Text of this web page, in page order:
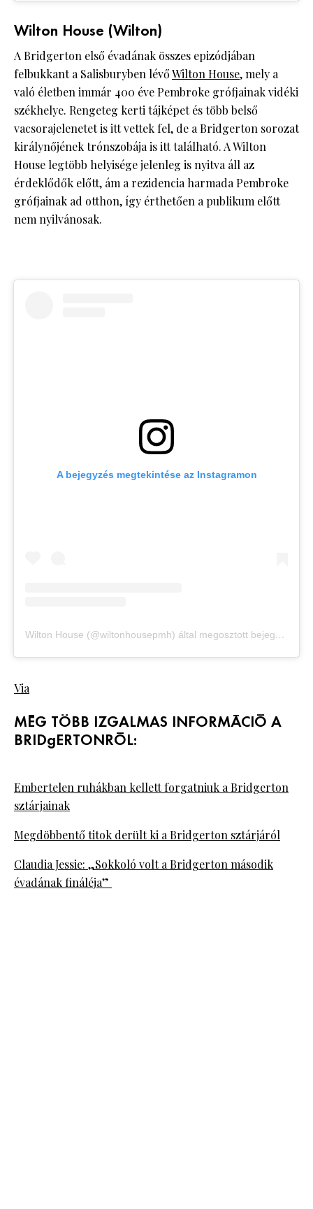
Wilton House (Wilton)
A Bridgerton első évadának összes epizódjában
felbukkant a Salisburyben lévőWilton House, mely a
való életben immár 400 éve Pembroke grófjainak vidéki
székhelye. Rengeteg kerti tájképet és több belső
vacsorajelenetet is itt vettek fel, de a Bridgerton sorozat
királynőjének trónszobája is itt található. A Wilton
House legtöbb helyisége jelenleg is nyitva áll az
érdeklődők előtt, ám a rezidencia harmada Pembroke
grófjainak ad otthon, így érthetően a publikum előtt
nem nyilvánosak.
A bejegyzés megtekintése az Instagramon
Wilton House (@wiltonhousepmh) által megosztott bejegyzés
Via
MÉG TÖBB IZGALMAS INFORMÁCIÓ A
BRIDgERTONRÓL:
Embertelen ruhákban kellett forgatniuk a Bridgerton
sztárjainak
Megdöbbentő titok derült ki a Bridgerton sztárjáról
Claudia Jessie: „Sokkoló volt a Bridgerton második
évadának fináléja”